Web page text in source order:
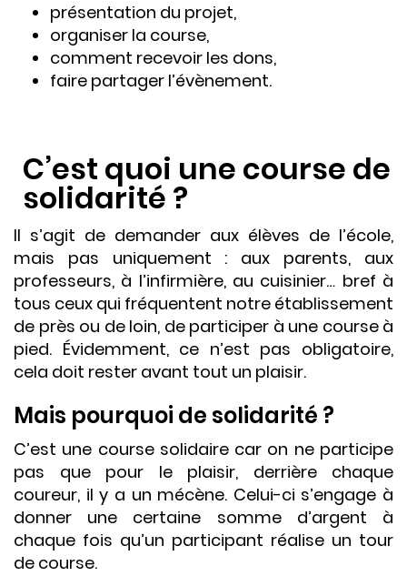
présentation du projet,
organiser la course,
comment recevoir les dons,
faire partager l’évènement.
C’est quoi une course de
solidarité ?
Il s’agit de demander aux élèves de l’école,
mais pas uniquement : aux parents, aux
professeurs, à l’infirmière, au cuisinier… bref à
tous ceux qui fréquentent notre établissement
de près ou de loin, de participer à une course à
pied. Évidemment, ce n’est pas obligatoire,
cela doit rester avant tout un plaisir.
Mais pourquoi de solidarité ?
C’est une course solidaire car on ne participe
pas que pour le plaisir, derrière chaque
coureur, il y a un mécène. Celui-ci s’engage à
donner une certaine somme d’argent à
chaque fois qu’un participant réalise un tour
de course.